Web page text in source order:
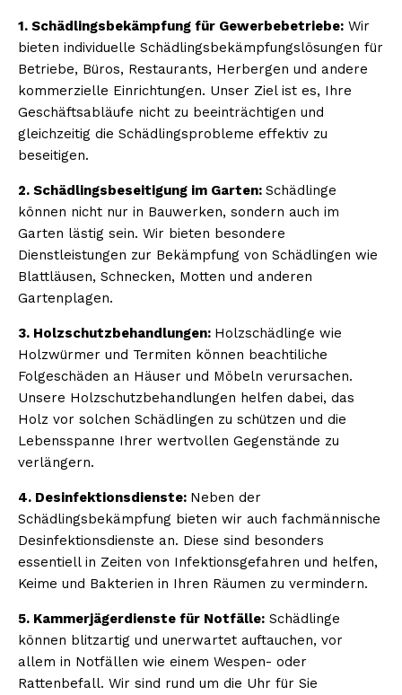
1. Schädlingsbekämpfung für Gewerbebetriebe: Wir
bieten individuelle Schädlingsbekämpfungslösungen für
Betriebe, Büros, Restaurants, Herbergen und andere
kommerzielle Einrichtungen. Unser Ziel ist es, Ihre
Geschäftsabläufe nicht zu beeinträchtigen und
gleichzeitig die Schädlingsprobleme effektiv zu
beseitigen.
2. Schädlingsbeseitigung im Garten: Schädlinge
können nicht nur in Bauwerken, sondern auch im
Garten lästig sein. Wir bieten besondere
Dienstleistungen zur Bekämpfung von Schädlingen wie
Blattläusen, Schnecken, Motten und anderen
Gartenplagen.
3. Holzschutzbehandlungen: Holzschädlinge wie
Holzwürmer und Termiten können beachtiliche
Folgeschäden an Häuser und Möbeln verursachen.
Unsere Holzschutzbehandlungen helfen dabei, das
Holz vor solchen Schädlingen zu schützen und die
Lebensspanne Ihrer wertvollen Gegenstände zu
verlängern.
4. Desinfektionsdienste: Neben der
Schädlingsbekämpfung bieten wir auch fachmännische
Desinfektionsdienste an. Diese sind besonders
essentiell in Zeiten von Infektionsgefahren und helfen,
Keime und Bakterien in Ihren Räumen zu vermindern.
5. Kammerjägerdienste für Notfälle: Schädlinge
können blitzartig und unerwartet auftauchen, vor
allem in Notfällen wie einem Wespen- oder
Rattenbefall. Wir sind rund um die Uhr für Sie